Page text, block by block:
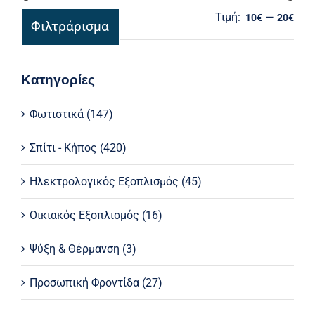
τιμή
τιμή
Φιλτράρισμα
Τιμή: 10€ —20€
Κατηγορίες
Φωτιστικά (147)
Σπίτι - Κήπος (420)
Ηλεκτρολογικός Εξοπλισμός (45)
Οικιακός Εξοπλισμός (16)
Ψύξη & Θέρμανση (3)
Προσωπική Φροντίδα (27)